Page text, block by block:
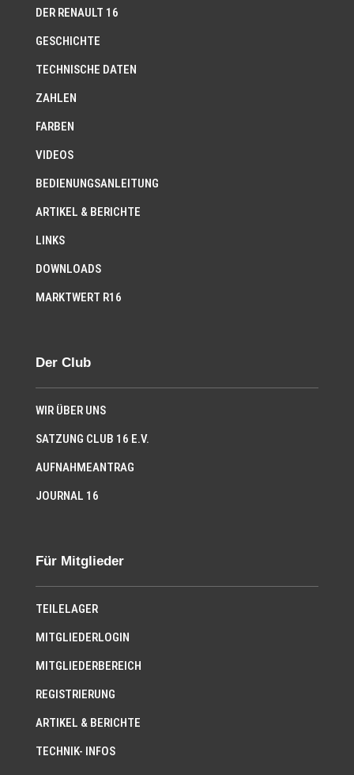
DER RENAULT 16
GESCHICHTE
TECHNISCHE DATEN
ZAHLEN
FARBEN
VIDEOS
BEDIENUNGSANLEITUNG
ARTIKEL & BERICHTE
LINKS
DOWNLOADS
MARKTWERT R16
Der Club
WIR ÜBER UNS
SATZUNG CLUB 16 E.V.
AUFNAHMEANTRAG
JOURNAL 16
Für Mitglieder
TEILELAGER
MITGLIEDERLOGIN
MITGLIEDERBEREICH
REGISTRIERUNG
ARTIKEL & BERICHTE
TECHNIK- INFOS